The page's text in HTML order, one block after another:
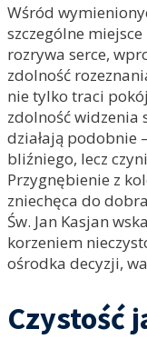
Wśród
szczególne
rozrywa serce,
zdolność
nie tylko traci
zdolność widzenia
działają podobnie
bliźniego, lecz
Przygnębienie z
zniechęca do
Św. Jan Kasjan
korzeniem
ośrodka decyzji,
Czystość